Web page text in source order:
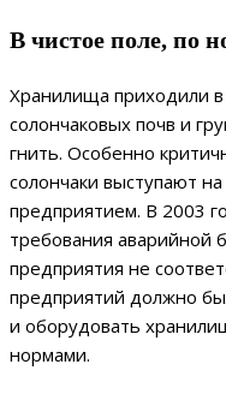
В чистое поле, по
Хранилища приходили
солончаковых почв и
гнить. Особенно
солончаки выступают
предприятием. В 2003
требования аварийной
предприятия не
предприятий должно
и оборудовать
нормами.